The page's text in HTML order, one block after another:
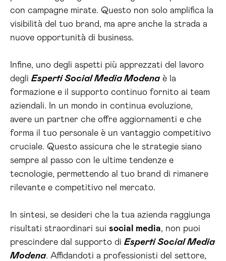
con campagne mirate. Questo non solo amplifica la
visibilità del tuo brand, ma apre anche la strada a
nuove opportunità di business.
Infine, uno degli aspetti più apprezzati del lavoro
degli Esperti Social Media Modenaè la
formazione e il supporto continuo fornito ai team
aziendali. In un mondo in continua evoluzione,
avere un partner che offre aggiornamenti e che
forma il tuo personale è un vantaggio competitivo
cruciale. Questo assicura che le strategie siano
sempre al passo con le ultime tendenze e
tecnologie, permettendo al tuo brand di rimanere
rilevante e competitivo nel mercato.
In sintesi, se desideri che la tua azienda raggiunga
risultati straordinari sui social media, non puoi
prescindere dal supporto di Esperti Social Media
Modena. Affidandoti a professionisti del settore,